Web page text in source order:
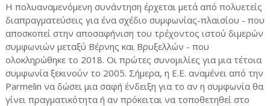
Η πολυαναμενόμενη συνάντηση έρχεται μετά από πολυετείς
διαπραγματεύσεις για ένα σχέδιο συμφωνίας-πλαισίου - που
αποσκοπεί στην αποσαφήνιση του τρέχοντος ιστού διμερών
συμφωνιών μεταξύ Βέρνης και Βρυξελλών - που
ολοκληρώθηκε το 2018. Οι πρώτες συνομιλίες για μια τέτοια
συμφωνία ξεκινούν το 2005. Σήμερα, η Ε.Ε. αναμένει από την
Parmelin να δώσει μια σαφή ένδειξη για το αν η συμφωνία θα
γίνει πραγματικότητα ή αν πρόκειται να τοποθετηθεί στο